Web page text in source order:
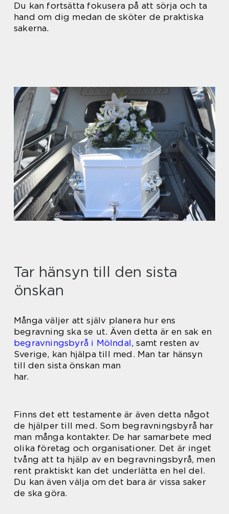
Du kan fortsätta fokusera på att sörja och ta
hand om dig medan de sköter de praktiska
sakerna.
Tar hänsyn till den sista
önskan
Många väljer att själv planera hur ens
begravning ska se ut. Även detta är en sak en
begravningsbyrå i Mölndal, samt resten av
Sverige, kan hjälpa till med. Man tar hänsyn
till den sista önskan man
har.
Finns det ett testamente är även detta något
de hjälper till med. Som begravningsbyrå har
man många kontakter. De har samarbete med
olika företag och organisationer. Det är inget
tvång att ta hjälp av en begravningsbyrå, men
rent praktiskt kan det underlätta en hel del.
Du kan även välja om det bara är vissa saker
de ska göra.